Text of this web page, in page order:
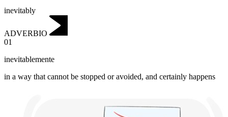
inevitably
ADVERBIO
01
inevitablemente
in a way that cannot be stopped or avoided, and certainly happens